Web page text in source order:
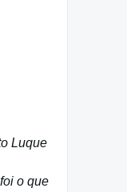
Luque
o que